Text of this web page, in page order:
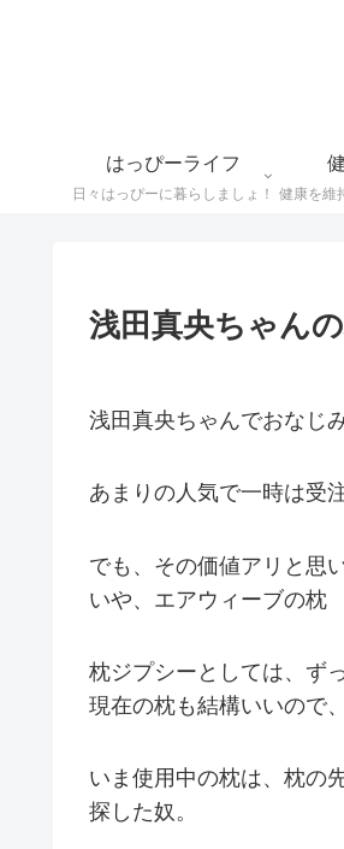
はっぴーライフ
日々はっぴーに暮らしましょ！
浅田真央ちゃん
浅田真央ちゃんでおなじ
あまりの人気で一時は受
でも、その価値アリと思
いや、エアウィーブの枕
枕ジプシーとしては、ず
現在の枕も結構いいので
いま使用中の枕は、枕の
探した奴。